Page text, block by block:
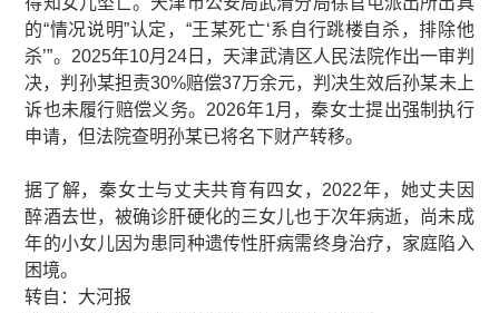
的“情况说明”认定，“王某死亡‘系自行跳楼自杀，排除他
杀’”。2025年10月24日，天津武清区人民法院作出一审判
决，判孙某担责30%赔偿37万余元，判决生效后孙某未上
诉也未履行赔偿义务。2026年1月，秦女士提出强制执行
申请，但法院查明孙某已将名下财产转移。
据了解，秦女士与丈夫共育有四女，2022年，她丈夫因
醉酒去世，被确诊肝硬化的三女儿也于次年病逝，尚未成
年的小女儿因为患同种遗传性肝病需终身治疗，家庭陷入
困境。
​​转自：大河报